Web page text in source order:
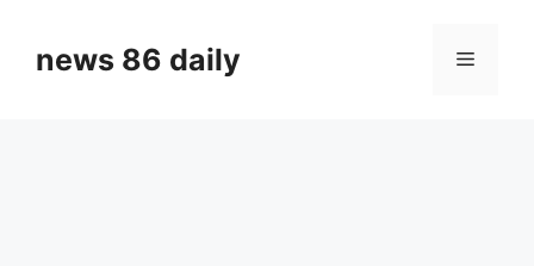
contentnews 86 daily Menu